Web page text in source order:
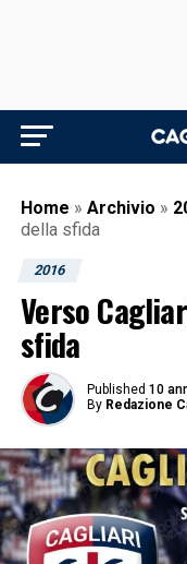
Home » Archivio »
della sfida
2016
Verso
sfida
Published 10
By Redazione